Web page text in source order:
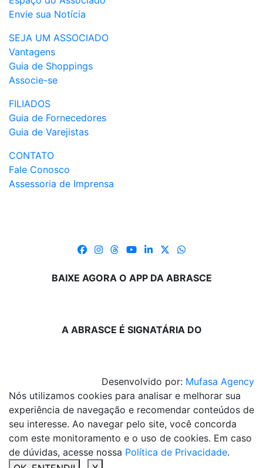
Envie sua Notícia
SEJA UM ASSOCIADO
Vantagens
Guia de Shoppings
Associe-se
FILIADOS
Guia de Fornecedores
Guia de Varejistas
CONTATO
Fale Conosco
Assessoria de Imprensa
BAIXE AGORA O APP DA ABRASCE
A ABRASCE É SIGNATÁRIA DO
Desenvolvido por: Mufasa Agency
Nós utilizamos cookies para analisar e melhorar sua
experiência de navegação e recomendar conteúdos de
seu interesse. Ao navegar pelo site, você concorda
com este monitoramento e o uso de cookies. Em caso
de dúvidas, acesse nossa Política de Privacidade.